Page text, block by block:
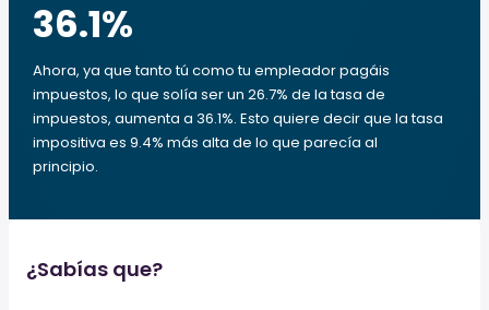
36.1%
Ahora, ya que tanto tú como tu empleador pagáis
impuestos, lo que solía ser un 26.7% de la tasa de
impuestos, aumenta a 36.1%. Esto quiere decir que la tasa
impositiva es 9.4% más alta de lo que parecía al
principio.
¿Sabías que?